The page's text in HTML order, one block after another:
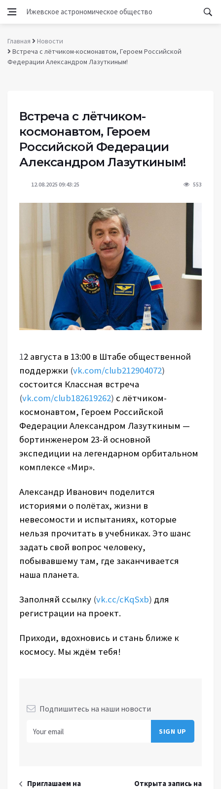
Ижевское астрономическое общество
Главная
Новости
Встреча с лётчиком-космонавтом, Героем Российской
Федерации Александром Лазуткиным!
Встреча с лётчиком-
космонавтом, Героем
Российской Федерации
Александром Лазуткиным!
12.08.2025 09:43:25 553
12 августа в 13:00 в Штабе общественной
поддержки (vk.com/club212904072)
состоится Классная встреча
(vk.com/club182619262) с лётчиком-
космонавтом, Героем Российской
Федерации Александром Лазуткиным —
бортинженером 23-й основной
экспедиции на легендарном орбитальном
комплексе «Мир».
Александр Иванович поделится
историями о полётах, жизни в
невесомости и испытаниях, которые
нельзя прочитать в учебниках. Это шанс
задать свой вопрос человеку,
побывавшему там, где заканчивается
наша планета.
Заполняй ссылку (vk.cc/cKqSxb) для
регистрации на проект.
Приходи, вдохновись и стань ближе к
космосу. Мы ждём тебя!
Подпишитесь на наши новости
Приглашаем на
Открыта запись на